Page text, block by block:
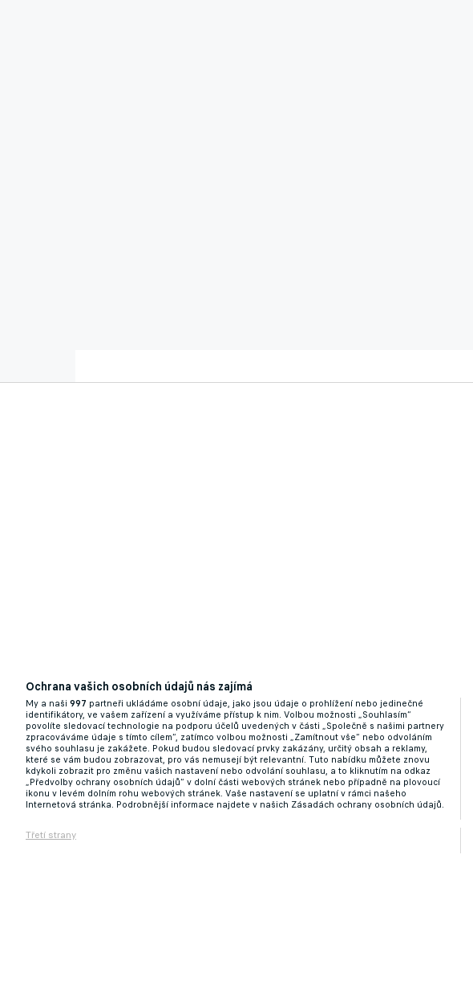
Ochrana vašich osobních údajů nás zajímá
My a naši 997 partneři ukládáme osobní údaje, jako jsou údaje o prohlížení nebo jedinečné
identifikátory, ve vašem zařízení a využíváme přístup k nim. Volbou možnosti „Souhlasím“
povolíte sledovací technologie na podporu účelů uvedených v části „Společně s našimi partnery
zpracováváme údaje s tímto cílem“, zatímco volbou možnosti „Zamítnout vše“ nebo odvoláním
svého souhlasu je zakážete. Pokud budou sledovací prvky zakázány, určitý obsah a reklamy,
které se vám budou zobrazovat, pro vás nemusejí být relevantní. Tuto nabídku můžete znovu
kdykoli zobrazit pro změnu vašich nastavení nebo odvolání souhlasu, a to kliknutím na odkaz
„Předvolby ochrany osobních údajů“ v dolní části webových stránek nebo případně na plovoucí
ikonu v levém dolním rohu webových stránek. Vaše nastavení se uplatní v rámci našeho
Internetová stránka. Podrobnější informace najdete v našich Zásadách ochrany osobních údajů.
Třetí strany